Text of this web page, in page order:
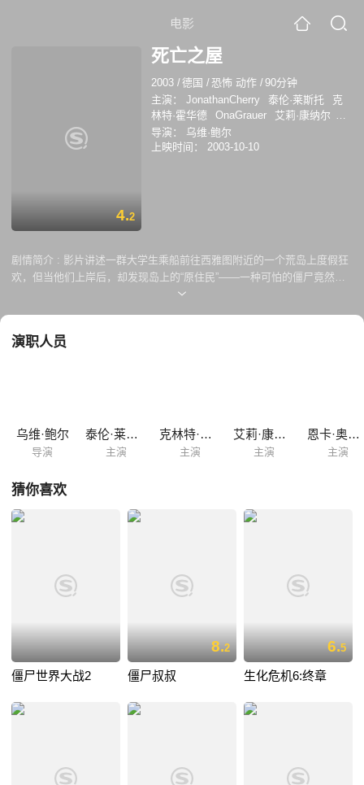
电影
4.2
死亡之屋
2003 / 德国 /恐怖 动作 /90分钟
主演：
JonathanCherry 泰伦·莱斯托
克
林特·霍华德
OnaGrauer
艾莉·康纳尔
Christoph Nuehlen
杜兰斯
碧芙·内基德 尤尔根·普洛斯诺
导演：
乌维·鲍尔
上映时间：
2003-10-10
剧情简介 : 影片讲述一群大学生乘船前往西雅图附近的一个荒岛上度假狂
欢，但当他们上岸后，却发现岛上的“原住民”——一种可怕的僵尸竟然神
奇复活，在等待着他们的光临，唯一能供幸存者避难的房子位于岛的中
演职人员
乌维·鲍尔
导演
泰伦·莱斯托
主演
克林特·霍华德
主演
艾莉·康纳尔
主演
恩卡·奥库玛
主演
猜你喜欢
僵尸世界大战2
8.2
僵尸叔叔
6.5
生化危机6:终章